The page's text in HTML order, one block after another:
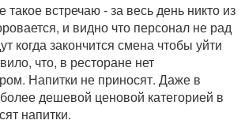
встречаю - за весь день никто из
и видно что персонал не рад
когда закончится смена чтобы уйти
что, в ресторане нет
Напитки не приносят. Даже в
дешевой ценовой категорией в
напитки.